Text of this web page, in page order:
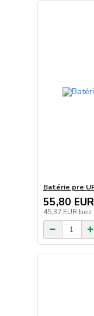
Batérie pre
55,80 EUR
45,37 EUR bez